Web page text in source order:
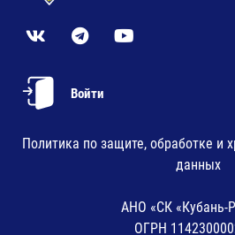
Войти
Политика по защите, обработке и
данных
АНО «СК «Кубань-
ОГРН